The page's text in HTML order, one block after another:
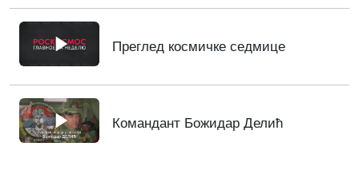
Преглед космичке седмице
Командант Божидар Делић